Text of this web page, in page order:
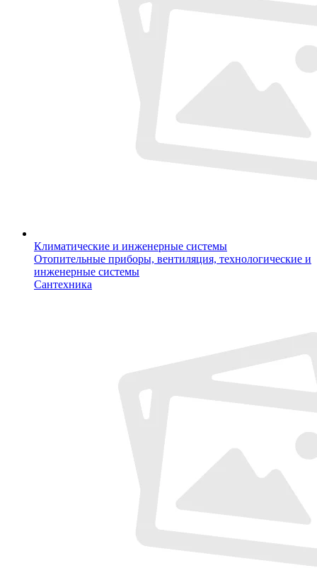
Климатические и инженерные системы
Отопительные приборы, вентиляция, технологические и
инженерные системы
Сантехника